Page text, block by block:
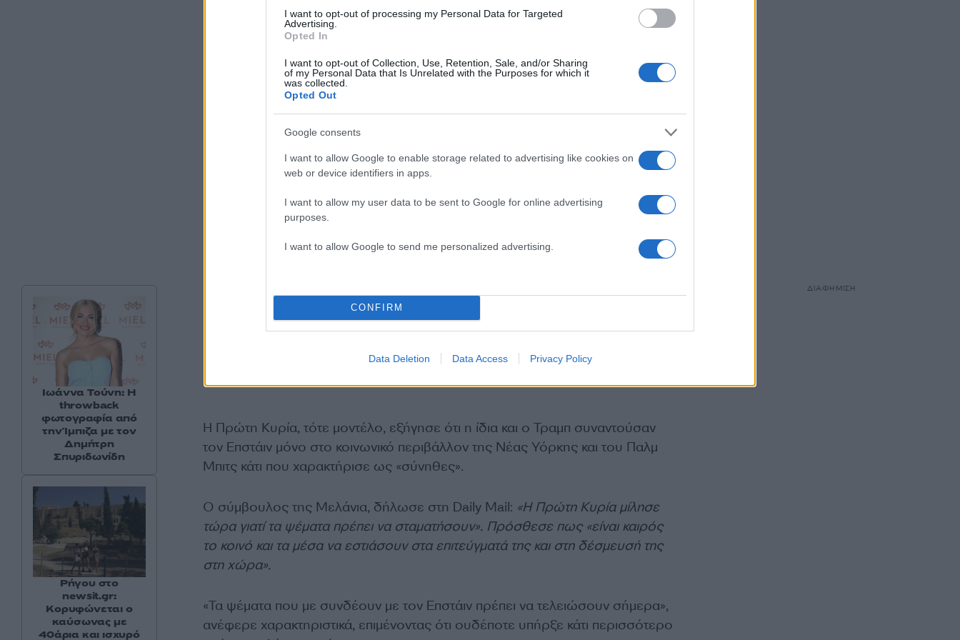
I want to opt-out of processing my Personal Data for Targeted
Advertising.
Opted In
I want to opt-out of Collection, Use, Retention, Sale, and/or Sharing
of my Personal Data that Is Unrelated with the Purposes for which it
was collected.
Opted Out
Google consents
I want to allow Google to enable storage related to advertising like cookies on
web or device identifiers in apps.
I want to allow my user data to be sent to Google for online advertising
purposes.
I want to allow Google to send me personalized advertising.
CONFIRM
Data Deletion Data Access Privacy Policy
Η Πρώτη Κυρία, τότε μοντέλο, εξήγησε ότι η ίδια και ο Τραμπ συναντούσαν
τον Επστάιν μόνο στο κοινωνικό περιβάλλον της Νέας Υόρκης και του Παλμ
Μπιτς κάτι που χαρακτήρισε ως «σύνηθες».
Ο σύμβουλος της Mελάνια, δήλωσε στη Daily Mail: «Η Πρώτη Κυρία μίλησε
τώρα γιατί τα ψέματα πρέπει να σταματήσουν». Πρόσθεσε πως «είναι καιρός
το κοινό και τα μέσα να εστιάσουν στα επιτεύγματά της και στη δέσμευσή της
στη χώρα».
«Τα ψέματα που με συνδέουν με τον Επστάιν πρέπει να τελειώσουν σήμερα»,
ανέφερε χαρακτηριστικά, επιμένοντας ότι ουδέποτε υπήρξε κάτι περισσότερο
Ιωάννα Τούνη: Η
throwback
φωτογραφία από
την Ίμπιζα με τον
Δημήτρη
Σπυριδωνίδη
Ρήγου στο
newsit.gr:
Κορυφώνεται ο
καύσωνας με
40άρια και ισχυρό
ΔΙΑΦΗΜΙΣΗ